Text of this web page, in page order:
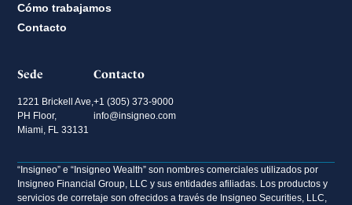
Cómo trabajamos
Contacto
Sede
1221 Brickell Ave,
PH Floor,
Miami, FL 33131
Contacto
+1 (305) 373-9000
info@insigneo.com
“Insigneo” e “Insigneo Wealth” son nombres comerciales utilizados por
Insigneo Financial Group, LLC y sus entidades afiliadas. Los productos y
servicios de corretaje son ofrecidos a través de Insigneo Securities, LLC,